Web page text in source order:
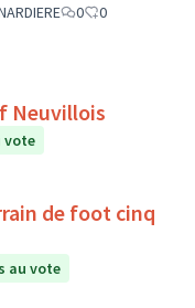
0
0
Neuvillois
vote
de foot cinq
au vote